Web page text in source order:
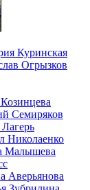
Куринская
Огрызков
Семиряков
Николаенко
Малышева
Аверьянова